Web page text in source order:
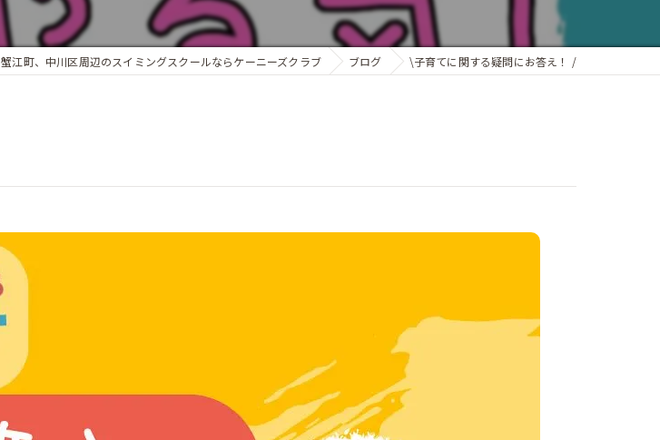
蟹江町、中川区周辺のスイミングスクールならケーニーズクラブ ブログ \子育てに関する疑問にお答え！ /